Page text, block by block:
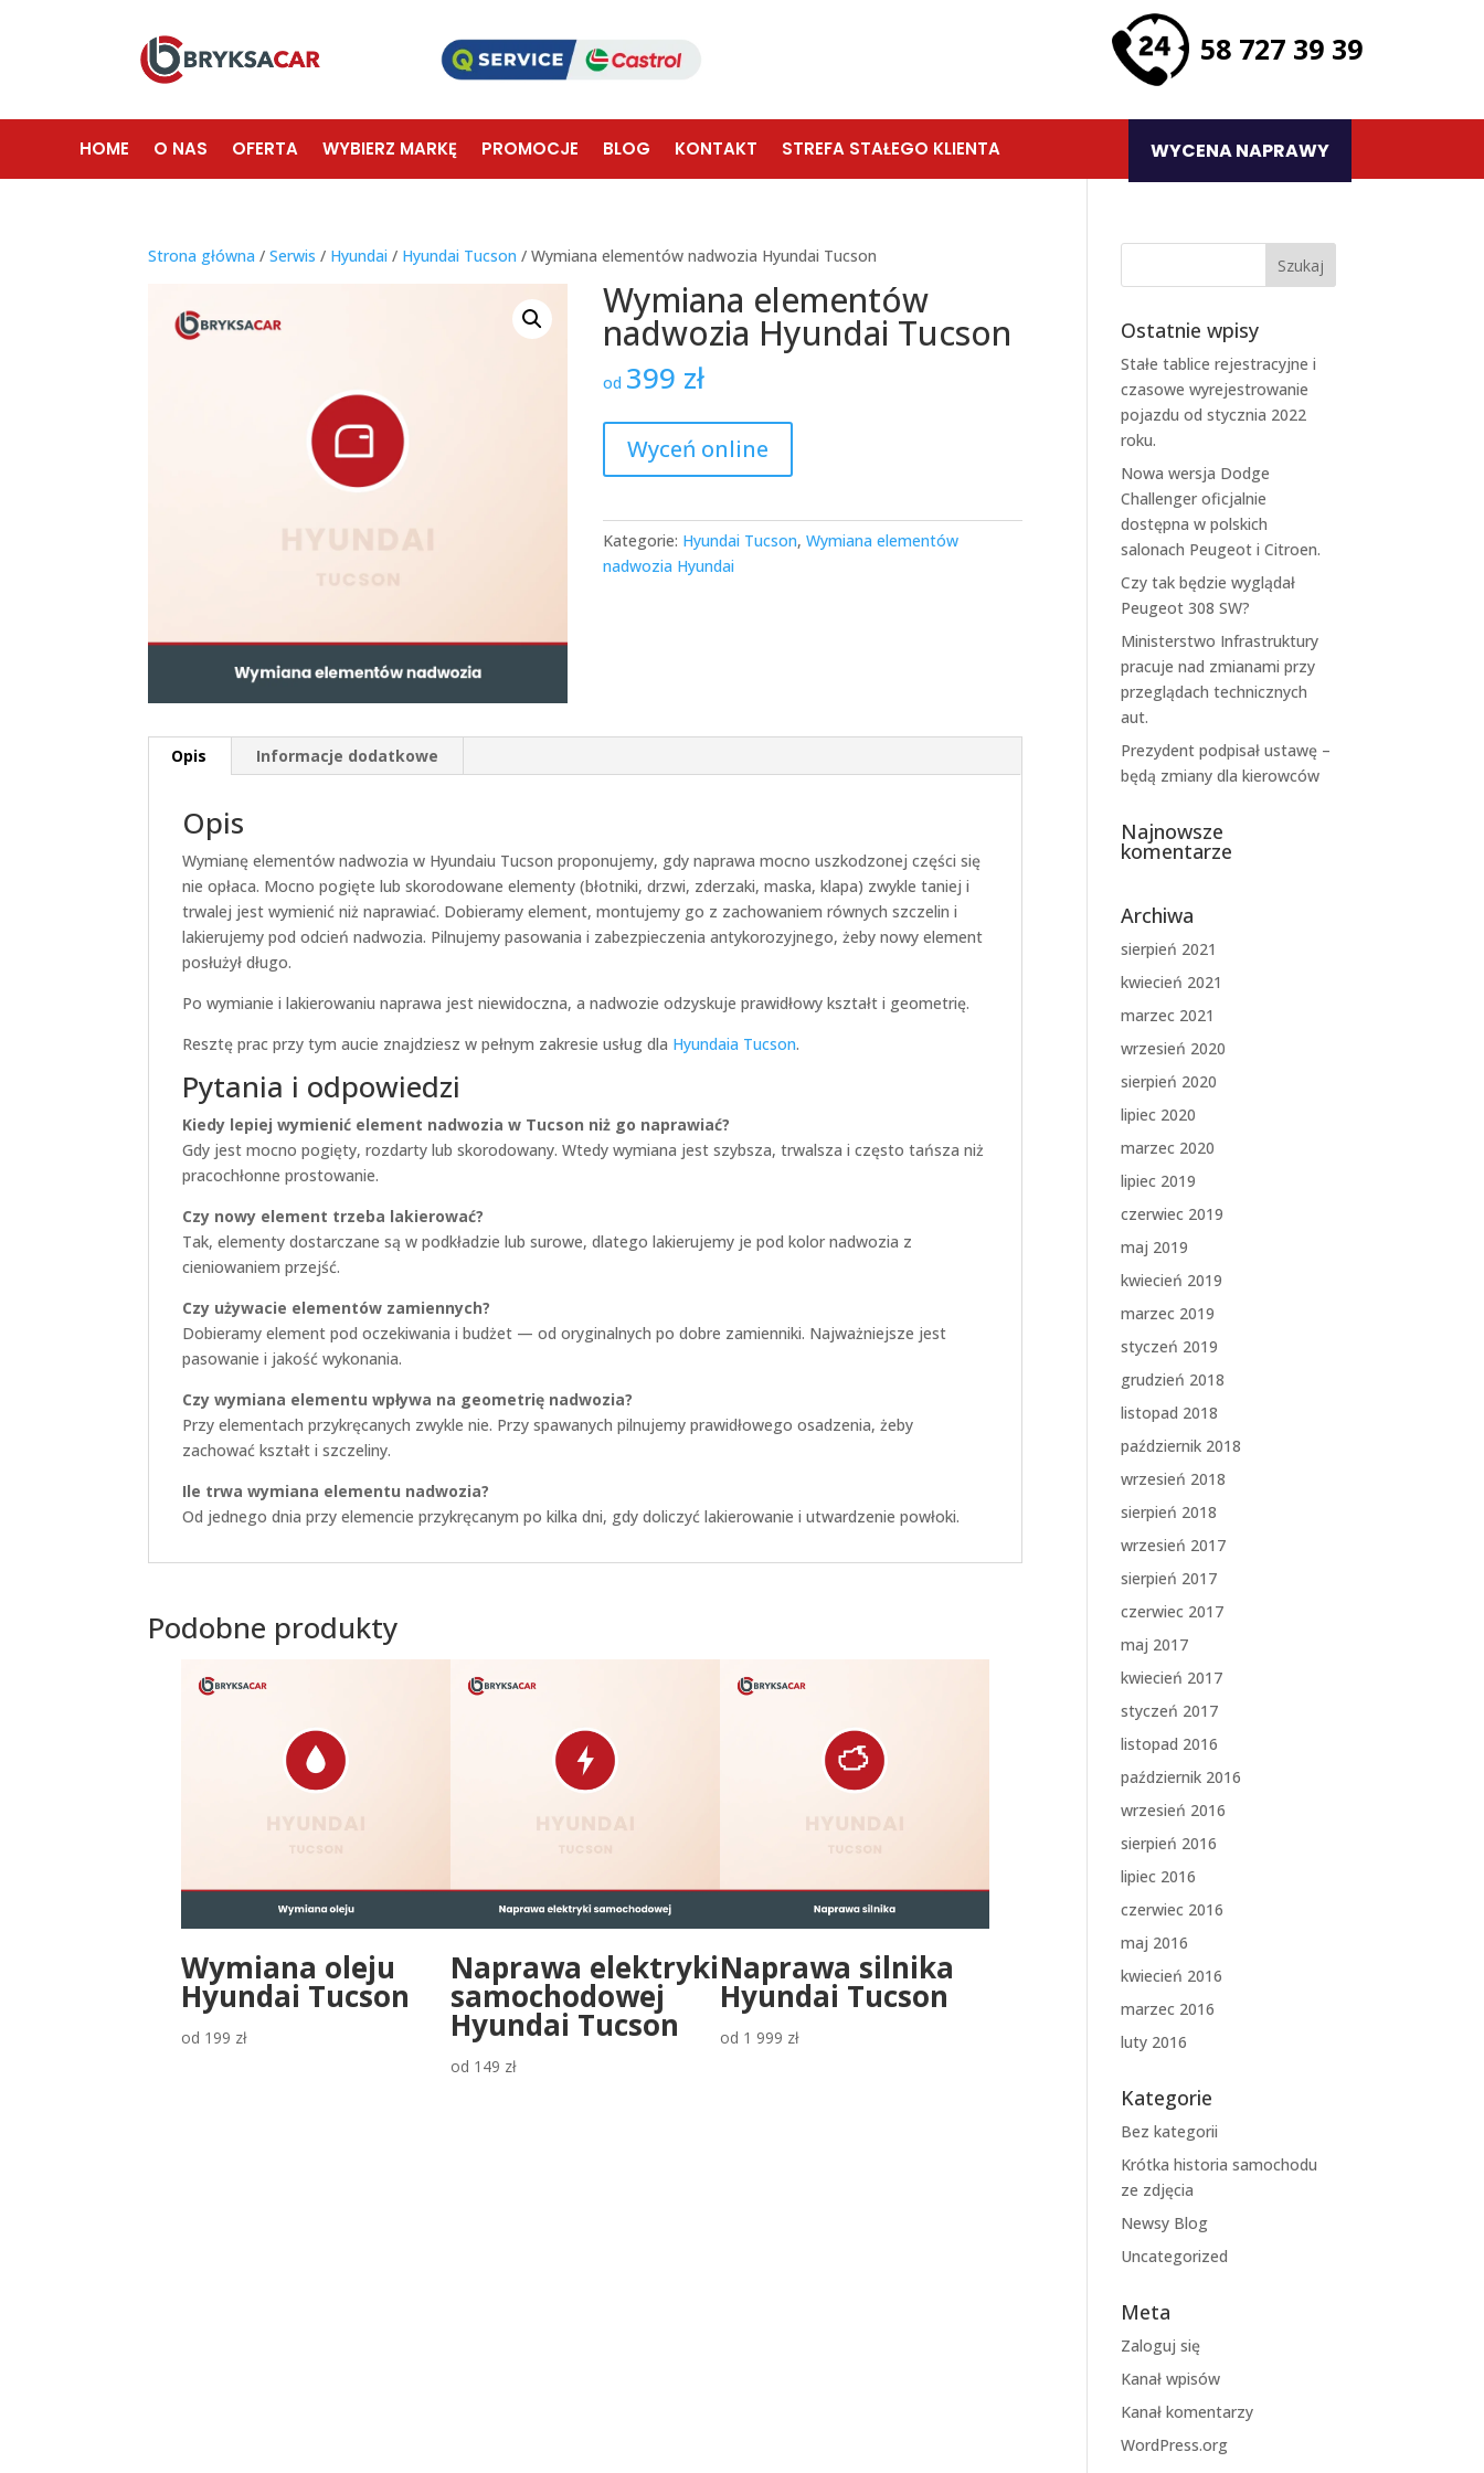
58 727 39 39
HOME O NAS OFERTA WYBIERZ MARKĘ PROMOCJE BLOG KONTAKT STREFA STAŁEGO KLIENTA WYCENA NAPRAWY
Strona główna /Serwis / Hyundai / Hyundai Tucson / Wymiana elementów nadwozia Hyundai Tucson
Wymiana elementów
nadwozia Hyundai Tucson
od 399 zł
Wyceń online
Kategorie: Hyundai Tucson,Wymiana elementów
nadwozia Hyundai
Opis Informacje dodatkowe
Opis
Wymianę elementów nadwozia w Hyundaiu Tucson proponujemy, gdy naprawa mocno uszkodzonej części się
nie opłaca. Mocno pogięte lub skorodowane elementy (błotniki, drzwi, zderzaki, maska, klapa) zwykle taniej i
trwalej jest wymienić niż naprawiać. Dobieramy element, montujemy go z zachowaniem równych szczelin i
lakierujemy pod odcień nadwozia. Pilnujemy pasowania i zabezpieczenia antykorozyjnego, żeby nowy element
posłużył długo.
Po wymianie i lakierowaniu naprawa jest niewidoczna, a nadwozie odzyskuje prawidłowy kształt i geometrię.
Resztę prac przy tym aucie znajdziesz w pełnym zakresie usług dla Hyundaia Tucson.
Pytania i odpowiedzi
Kiedy lepiej wymienić element nadwozia w Tucson niż go naprawiać?
Gdy jest mocno pogięty, rozdarty lub skorodowany. Wtedy wymiana jest szybsza, trwalsza i często tańsza niż
pracochłonne prostowanie.
Czy nowy element trzeba lakierować?
Tak, elementy dostarczane są w podkładzie lub surowe, dlatego lakierujemy je pod kolor nadwozia z
cieniowaniem przejść.
Czy używacie elementów zamiennych?
Dobieramy element pod oczekiwania i budżet — od oryginalnych po dobre zamienniki. Najważniejsze jest
pasowanie i jakość wykonania.
Czy wymiana elementu wpływa na geometrię nadwozia?
Przy elementach przykręcanych zwykle nie. Przy spawanych pilnujemy prawidłowego osadzenia, żeby
zachować kształt i szczeliny.
Ile trwa wymiana elementu nadwozia?
Od jednego dnia przy elemencie przykręcanym po kilka dni, gdy doliczyć lakierowanie i utwardzenie powłoki.
Podobne produkty
Wymiana oleju
Hyundai Tucson
od 199 zł
Naprawa elektryki
samochodowej
Hyundai Tucson
od 149 zł
Naprawa silnika
Hyundai Tucson
od 1 999 zł
Ostatnie wpisy
Stałe tablice rejestracyjne i
czasowe wyrejestrowanie
pojazdu od stycznia 2022
roku.
Nowa wersja Dodge
Challenger oficjalnie
dostępna w polskich
salonach Peugeot i Citroen.
Czy tak będzie wyglądał
Peugeot 308 SW?
Ministerstwo Infrastruktury
pracuje nad zmianami przy
przeglądach technicznych
aut.
Prezydent podpisał ustawę –
będą zmiany dla kierowców
Najnowsze
komentarze
Archiwa
sierpień 2021
kwiecień 2021
marzec 2021
wrzesień 2020
sierpień 2020
lipiec 2020
marzec 2020
lipiec 2019
czerwiec 2019
maj 2019
kwiecień 2019
marzec 2019
styczeń 2019
grudzień 2018
listopad 2018
październik 2018
wrzesień 2018
sierpień 2018
wrzesień 2017
sierpień 2017
czerwiec 2017
maj 2017
kwiecień 2017
styczeń 2017
listopad 2016
październik 2016
wrzesień 2016
sierpień 2016
lipiec 2016
czerwiec 2016
maj 2016
kwiecień 2016
marzec 2016
luty 2016
Kategorie
Bez kategorii
Krótka historia samochodu
ze zdjęcia
Newsy Blog
Uncategorized
Meta
Zaloguj się
Kanał wpisów
Kanał komentarzy
WordPress.org